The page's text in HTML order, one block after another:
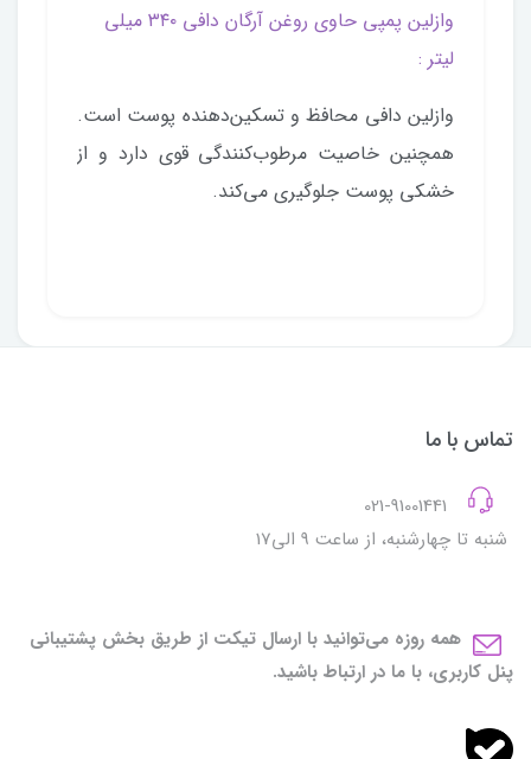
وازلین پمپی حاوی روغن آرگان دافی ۳۴۰ میلی
لیتر :
وازلین دافی محافظ و تسکین‌دهنده پوست است.
همچنین خاصیت مرطوب‌کنندگی قوی دارد و از
خشکی پوست جلوگیری می‌کند.
تماس با ما
شنبه تا چهارشنبه، از ساعت 9 الی17
همه روزه می‌توانید با ارسال تیکت از طریق بخش پشتیبانی
پنل کاربری، با ما در ارتباط باشید.